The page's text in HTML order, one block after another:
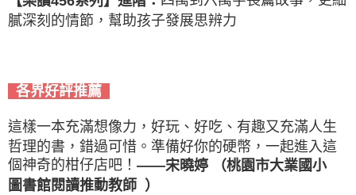
膩深刻的情節，幫助孩子發展思辨力
各界好評推薦
這樣一本充滿想像力，好玩、好吃、有趣又充滿人生
哲理的書，錯過可惜。準備好你的硬幣，一起進入這
個神奇的柑仔店吧！ ——宋曉婷 （桃園市大業國小
圖書館閱讀推動教師 ）